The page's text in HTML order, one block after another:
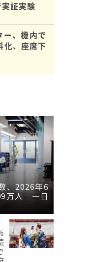
証実験
ー、機内で
化、座席下
、2026年6
万人 ―日